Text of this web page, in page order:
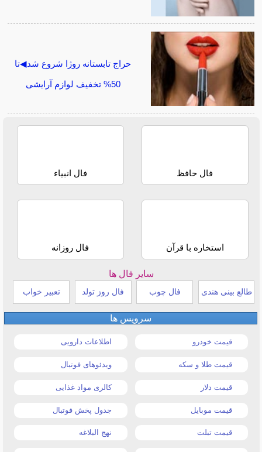
حراج تابستانه روژا شروع شد◀تا
50% تخفیف لوازم آرایشی
فال حافظ فال انبیاء
استخاره با قرآن فال روزانه
سایر فال ها
طالع بینی هندی فال چوب فال روز تولد تعبیر خواب
سرویس ها
قیمت خودرو اطلاعات دارویی
قیمت طلا و سکه ویدئوهای فوتبال
قیمت دلار کالری مواد غذایی
قیمت موبایل جدول پخش فوتبال
قیمت تبلت نهج البلاغه